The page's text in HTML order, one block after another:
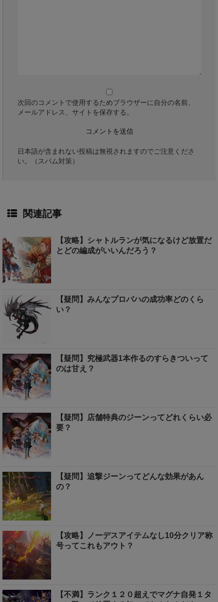
次回のコメントで使用するためブラウザーに自分の名前、
メールアドレス、サイトを保存する。
日本語が含まれない投稿は無視されますのでご注意くださ
い。（スパム対策）
関連記事
【攻略】シャトルランが気になるけど放置だ
とどの編成がいいんだろう？
【疑問】みんなプロバハの成功率どのくら
い？
【疑問】究極武器1本作るのすらきついって
のは甘え？
【疑問】店舗特典のジーンってどれくらい必
要？
【疑問】追撃ジーンってどんな効果があん
の？
【攻略】ノーデスアイテムなし10分クリア称
号ってこれもアウト？
【不満】ランク１２０超えでマグナ自発１タ